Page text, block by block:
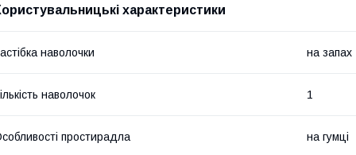
характеристики
наволочки на запах
наволочок 1
простирадла на гумці